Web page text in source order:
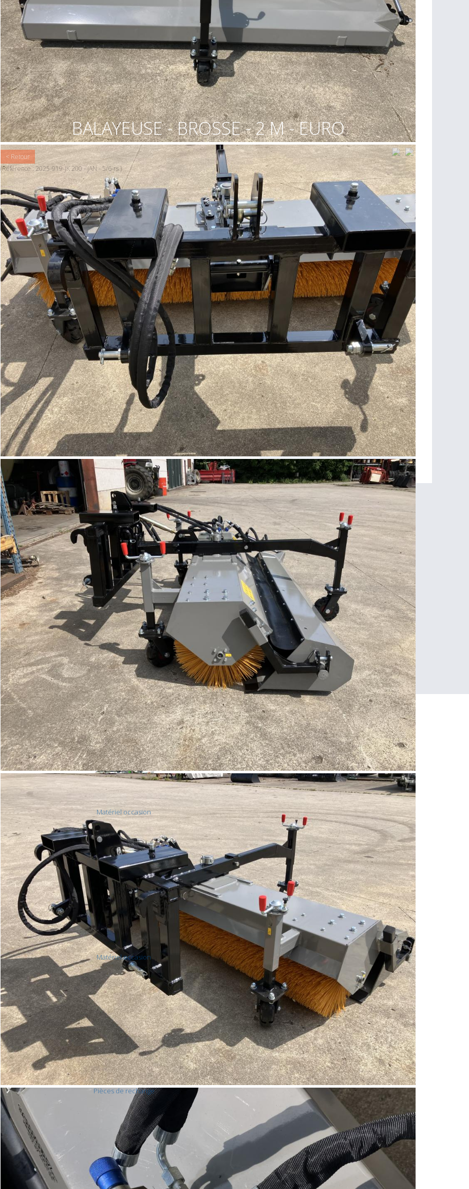
BALAYEUSE - BROSSE - 2 M - EURO
< Retour
(Référence : 2025-919-JK 200 - JAN - 5/6-rs )
1 x Brosse - balayeuse avec bac recolteur - JAN - largeur de
travail 2 m - type : JK-200 - prévue avec bloc hydraulique pour
montage d'une brosse latéral - accrochage flottant EURO + 3
point TRACTEUR arrière ou avant + fourche à palette - 3 roues
directrice réglable en hauteur de 200 mm - inclinaison
mécanique gauche - milieu - droite - bac récolteur de 160
litres à ouverture hydraulique sur le même sélecteur
(possibilité de travailler avec le bac ouvert) - diamètre de la
brosse 480 MM - 3 ième roue porteuse avant pour un bon
suivi du terrain - poids : 330 kg - il faut uniquement une prise
d’huile Double effet sur le véhicule - de stock à 4841 Henri -
Chapelle
PRIX SUR DEMANDE
DISPONIBLE TOUT DE SUITE
Ceci vous intéresse ?
Pour plus d'infos, contactez-nous
par téléphone :
0032 87 44 61 94
par e-mail :
RAYMOND@SCHMETZSA.BE
Laissez votre numéro de téléphone :
Rue de Verviers 65
4841 HENRI-CHAPELLE
Belgique
Matériel occasion
Semoirs - Pulverisateur - balayeuse
- brosse
Matériel occasion
Divers - matériel forestier
Pièces de rechange
Pièces rechange nouveau